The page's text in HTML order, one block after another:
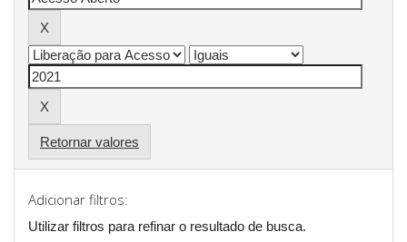
Retornar valores
Adicionar filtros:
Utilizar filtros para refinar o resultado de busca.